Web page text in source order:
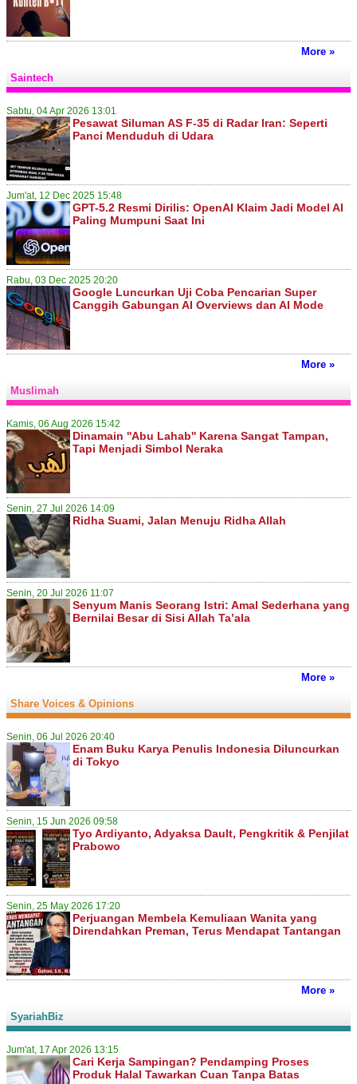
More »
Saintech
Sabtu, 04 Apr 2026 13:01
Pesawat Siluman AS F-35 di Radar Iran: Seperti
Panci Menduduh di Udara
Jum'at, 12 Dec 2025 15:48
GPT-5.2 Resmi Dirilis: OpenAI Klaim Jadi Model AI
Paling Mumpuni Saat Ini
Rabu, 03 Dec 2025 20:20
Google Luncurkan Uji Coba Pencarian Super
Canggih Gabungan AI Overviews dan AI Mode
More »
Muslimah
Kamis, 06 Aug 2026 15:42
Dinamain ''Abu Lahab'' Karena Sangat Tampan,
Tapi Menjadi Simbol Neraka
Senin, 27 Jul 2026 14:09
Ridha Suami, Jalan Menuju Ridha Allah
Senin, 20 Jul 2026 11:07
Senyum Manis Seorang Istri: Amal Sederhana yang
Bernilai Besar di Sisi Allah Ta’ala
More »
Share Voices & Opinions
Senin, 06 Jul 2026 20:40
Enam Buku Karya Penulis Indonesia Diluncurkan
di Tokyo
Senin, 15 Jun 2026 09:58
Tyo Ardiyanto, Adyaksa Dault, Pengkritik & Penjilat
Prabowo
Senin, 25 May 2026 17:20
Perjuangan Membela Kemuliaan Wanita yang
Direndahkan Preman, Terus Mendapat Tantangan
More »
SyariahBiz
Jum'at, 17 Apr 2026 13:15
Cari Kerja Sampingan? Pendamping Proses
Produk Halal Tawarkan Cuan Tanpa Batas